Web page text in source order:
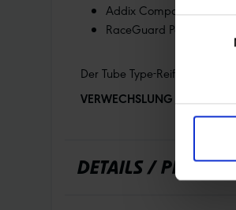
Addix Compound
RaceGuard Pannenschutz
Der Tube Type-Reifen ist
VERWECHSLUNG
DETAILS /